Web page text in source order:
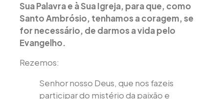
Sua Palavra e à Sua Igreja, para que, como
Santo Ambrósio, tenhamos a coragem, se
for necessário, de darmos a vida pelo
Evangelho.
Rezemos:
Senhor nosso Deus, que nos fazeis
participar do mistério da paixão e